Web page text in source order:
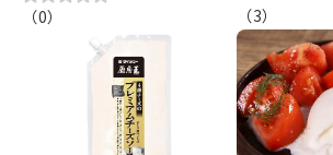
（0） （3）